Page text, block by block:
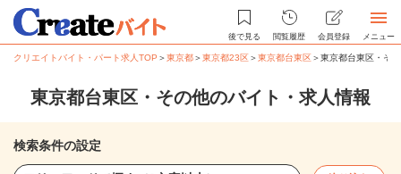
後で見る 閲覧履歴 会員登録 メニュー
クリエイトバイト・パート求人TOP ＞東京都＞東京都23区＞東京都台東区＞東京都台東区・そ
東京都台東区・その他のバイト・求人情報
検索条件の設定